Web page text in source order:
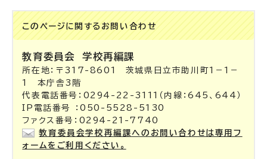
このページに関する お問い合わせ
教育委員会学校再編課
所在地：〒317-8601 茨城県日立市助川町1－1－
1 本庁舎3階
代表電話番号：0294-22-3111（内線：645、644）
IP電話番号 ：050-5528-5130
ファクス番号：0294-21-7740
教育委員会学校再編課へのお問い合わせは専用フ
ォームをご利用ください。